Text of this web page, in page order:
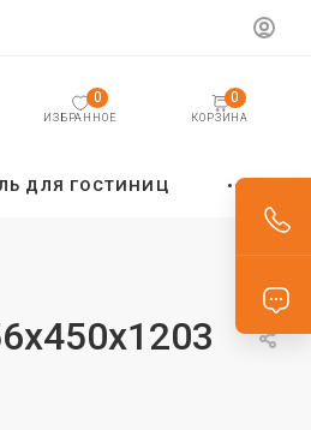
ИЗБРАННОЕ
0
КОРЗИНА
0
ДЛЯ ГОСТИНИЦ